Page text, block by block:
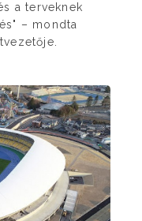
a terveknek
– mondta